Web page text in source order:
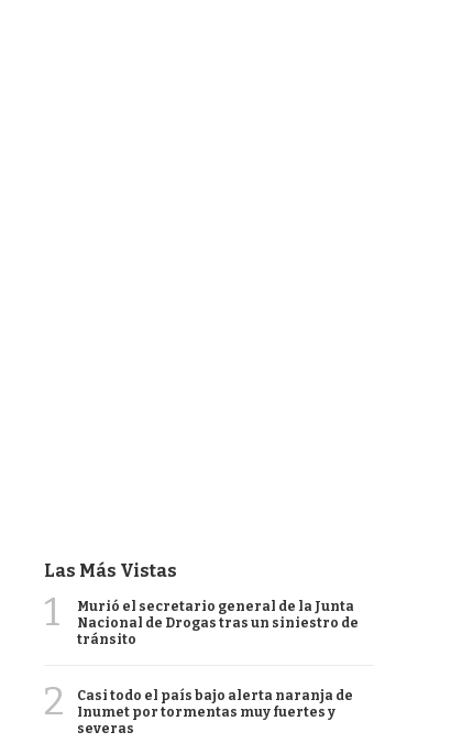
Las Más Vistas
1
Murió el secretario general de la Junta
Nacional de Drogas tras un siniestro de
tránsito
2
Casi todo el país bajo alerta naranja de
Inumet por tormentas muy fuertes y
severas